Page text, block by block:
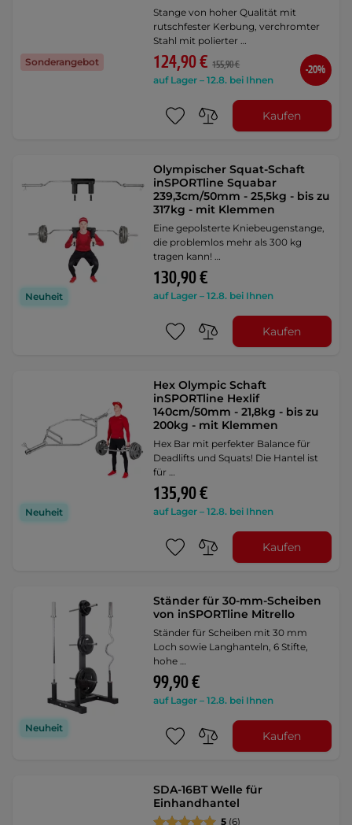
Sonderangebot
Stange von hoher Qualität mit
rutschfester Kerbung, verchromter
Stahl mit polierter …
124,90 € 155,90 €
auf Lager – 12.8. bei Ihnen
-20%
Kaufen
Neuheit
Olympischer Squat-Schaft
inSPORTline Squabar
239,3cm/50mm - 25,5kg - bis zu
317kg - mit Klemmen
Eine gepolsterte Kniebeugenstange,
die problemlos mehr als 300 kg
tragen kann! …
130,90 €
auf Lager – 12.8. bei Ihnen
Kaufen
Neuheit
Hex Olympic Schaft
inSPORTline Hexlif
140cm/50mm - 21,8kg - bis zu
200kg - mit Klemmen
Hex Bar mit perfekter Balance für
Deadlifts und Squats! Die Hantel ist
für …
135,90 €
auf Lager – 12.8. bei Ihnen
Kaufen
Neuheit
Ständer für 30-mm-Scheiben
von inSPORTline Mitrello
Ständer für Scheiben mit 30 mm
Loch sowie Langhanteln, 6 Stifte,
hohe …
99,90 €
auf Lager – 12.8. bei Ihnen
Kaufen
SDA-16BT Welle für
Einhandhantel
5 (6)